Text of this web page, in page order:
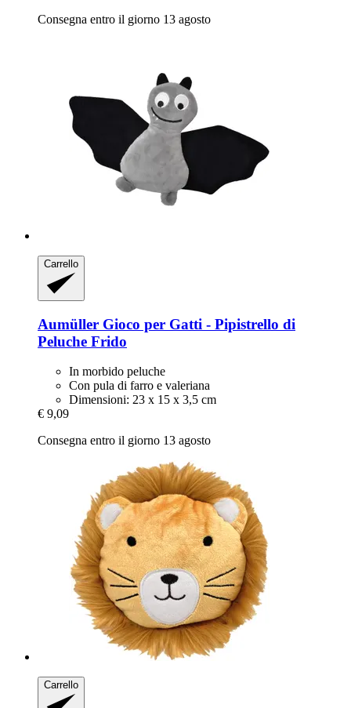
Consegna entro il giorno 13 agosto
Carrello
Aumüller Gioco per Gatti -​ Pipistrello di
Peluche Frido
In morbido peluche
Con pula di farro e valeriana
Dimensioni: 23 x 15 x 3,5 cm
€ 9,09
Consegna entro il giorno 13 agosto
Carrello